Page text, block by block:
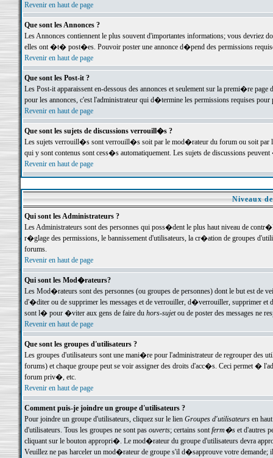
Revenir en haut de page
Que sont les Annonces ?
Les Annonces contiennent le plus souvent d'importantes informations; vous devriez
elles ont �t� post�es. Pouvoir poster une annonce d�pend des permissions
Revenir en haut de page
Que sont les Post-it ?
Les Post-it apparaissent en-dessous des annonces et seulement sur la premi�re
pour les annonces, c'est l'administrateur qui d�termine les permissions requises pour
Revenir en haut de page
Que sont les sujets de discussions verrouill�s ?
Les sujets verrouill�s sont verrouill�s soit par le mod�rateur du forum ou soit par
qui y sont contenus sont cess�s automatiquement. Les sujets de discussions
Revenir en haut de page
Niveaux
Qui sont les Administrateurs ?
Les Administrateurs sont des personnes qui poss�dent le plus haut niveau de
r�glage des permissions, le bannissement d'utilisateurs, la cr�ation de groupes
forums.
Revenir en haut de page
Qui sont les Mod�rateurs?
Les Mod�rateurs sont des personnes (ou groupes de personnes) dont le but est de
d'�diter ou de supprimer les messages et de verrouiller, d�verrouiller, supprimer
sont l� pour �viter aux gens de faire du hors-sujetou de poster des messages ne
Revenir en haut de page
Que sont les groupes d'utilisateurs ?
Les groupes d'utilisateurs sont une mani�re pour l'administrateur de regrouper des
forums) et chaque groupe peut se voir assigner des droits d'acc�s. Ceci permet
forum priv�, etc.
Revenir en haut de page
Comment puis-je joindre un groupe d'utilisateurs ?
Pour joindre un groupe d'utilisateurs, cliquez sur le lien Groupes d'utilisateursen haut
d'utilisateurs. Tous les groupes ne sont pas ouverts; certains sontferm�set d'autres
cliquant sur le bouton appropri�. Le mod�rateur du groupe d'utilisateurs devra
Veuillez ne pas harceler un mod�rateur de groupe s'il d�sapprouve votre demande;